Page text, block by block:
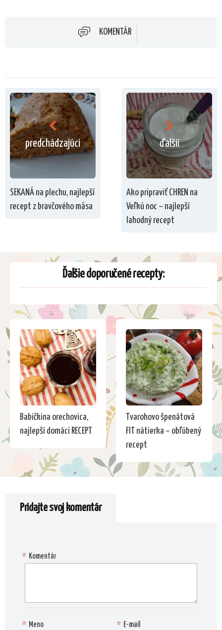
KOMENTÁR
predchádzajúci
SEKANÁ na plechu, najlepší
recept z bravčového mäsa
ďalšií
Ako pripraviť CHREN na
Veľkú noc – najlepší
lahodný recept
Ďalšie doporučené recepty:
Babičkina orechovica,
najlepší domáci RECEPT
Tvarohovo špenátová
FIT nátierka – obľúbený
recept
Pridajte svoj komentár
Komentár
*
Meno
* E-mail
*